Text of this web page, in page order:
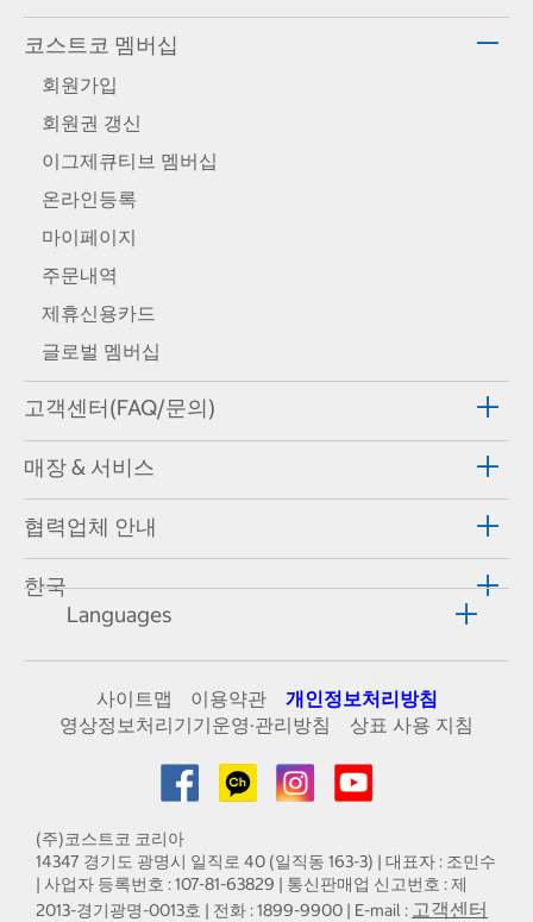
코스트코 멤버십
회원가입
회원권 갱신
이그제큐티브 멤버십
온라인등록
마이페이지
주문내역
제휴신용카드
글로벌 멤버십
고객센터(FAQ/문의)
매장 & 서비스
협력업체 안내
한국
Languages
사이트맵 이용약관
개인정보처리방침
영상정보처리기기운영·관리방침
상표 사용 지침
(주)코스트코 코리아
14347 경기도 광명시 일직로 40 (일직동 163-3) | 대표자 : 조민수
| 사업자 등록번호 : 107-81-63829 | 통신판매업 신고번호 : 제
2013-경기광명-0013호 | 전화 : 1899-9900 | E-mail : 고객센터